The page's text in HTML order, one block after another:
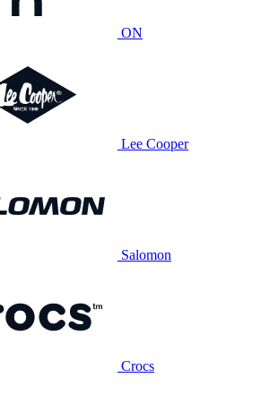
ON
Lee Cooper
Salomon
Crocs